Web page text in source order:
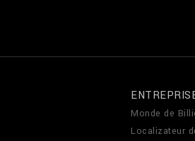
Monde de
Localizateur